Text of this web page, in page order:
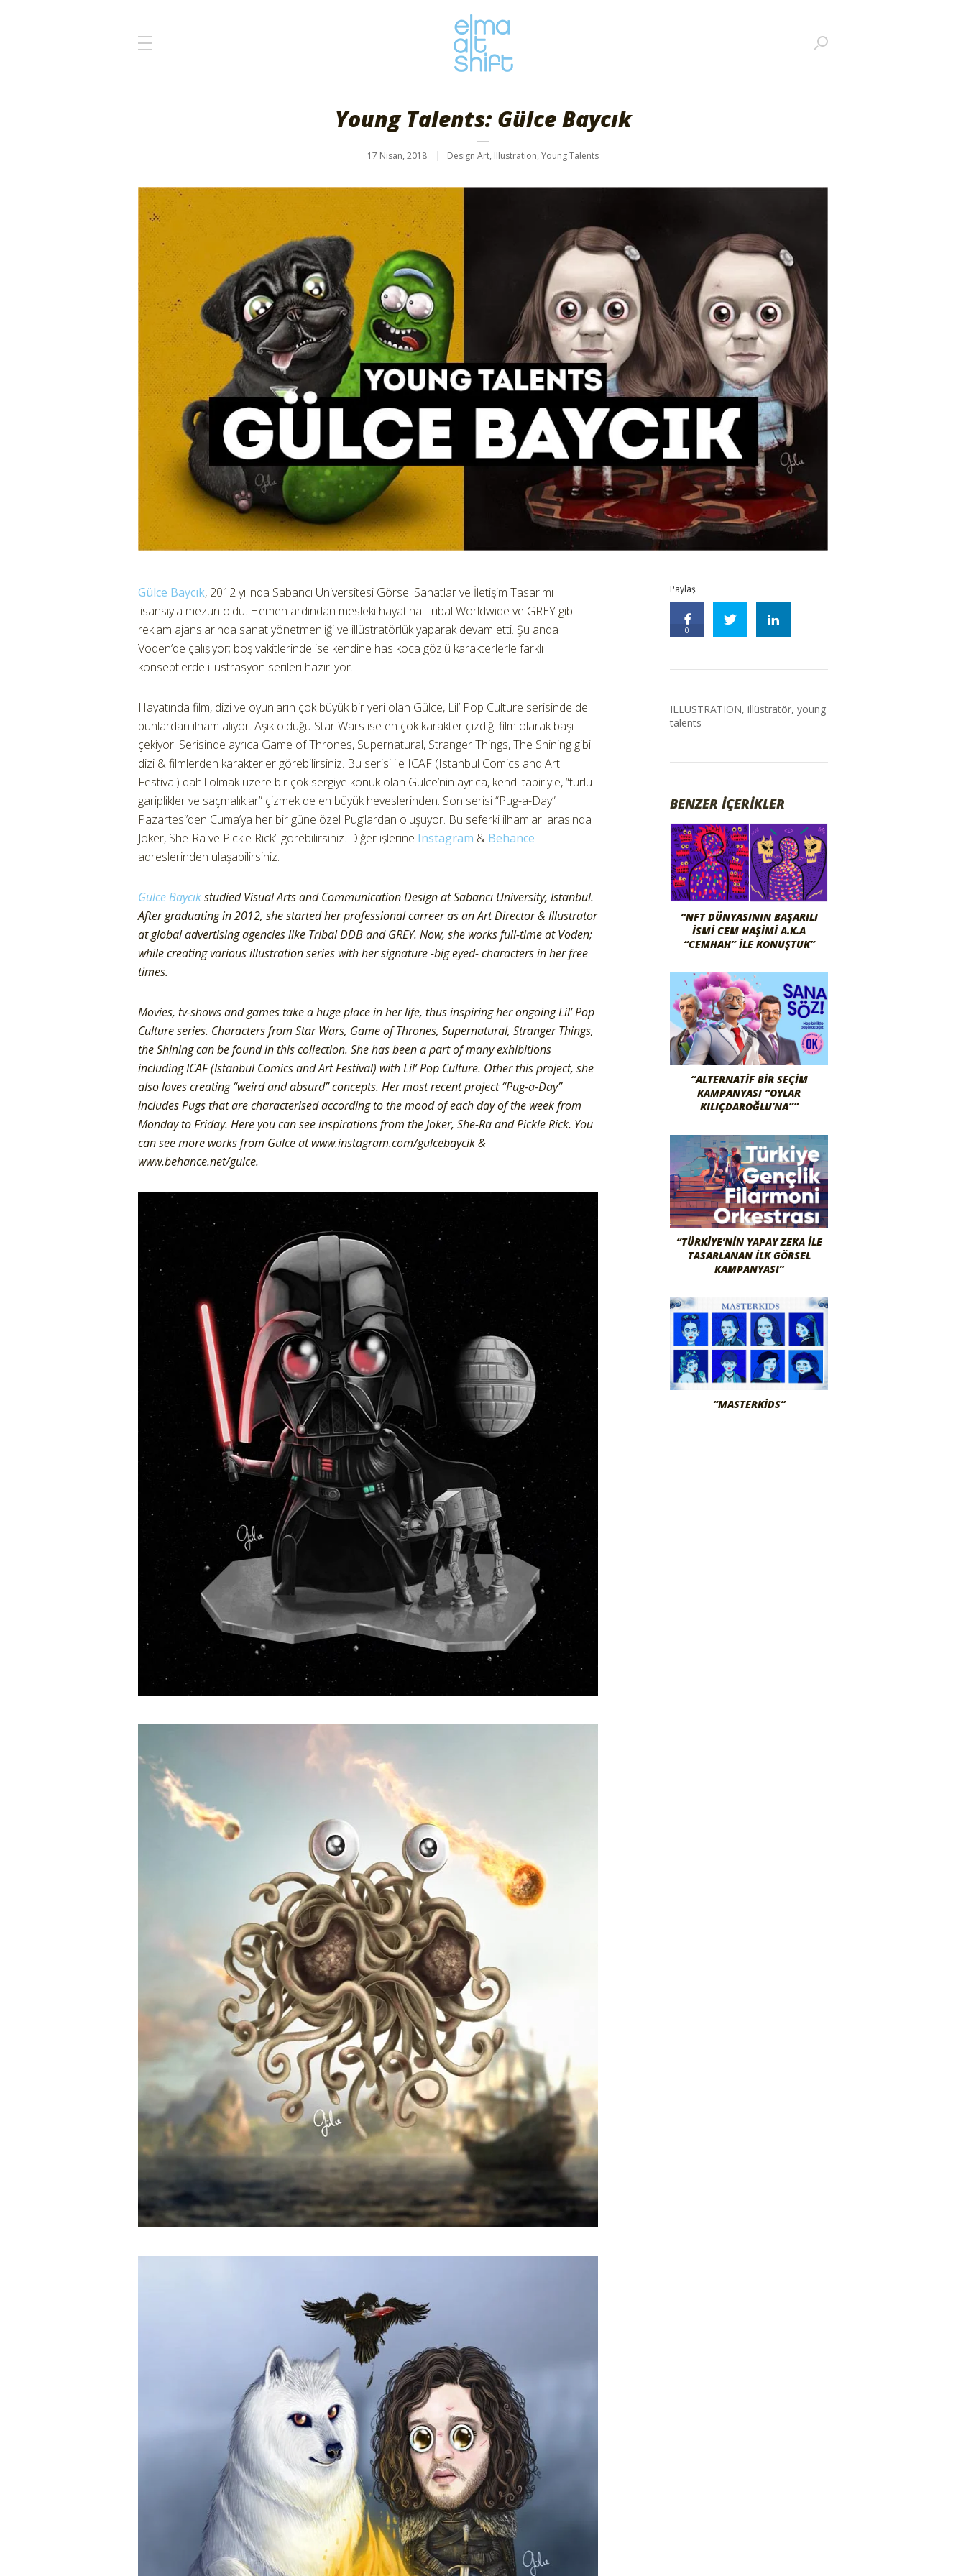
Young Talents: Gülce Baycık
17 Nisan, 2018 Design Art, Illustration, Young Talents
Gülce Baycık, 2012 yılında Sabancı Üniversitesi Görsel Sanatlar ve İletişim Tasarımı
lisansıyla mezun oldu. Hemen ardından mesleki hayatına Tribal Worldwide ve GREY gibi
reklam ajanslarında sanat yönetmenliği ve illüstratörlük yaparak devam etti. Şu anda
Voden’de çalışıyor; boş vakitlerinde ise kendine has koca gözlü karakterlerle farklı
konseptlerde illüstrasyon serileri hazırlıyor.
Hayatında film, dizi ve oyunların çok büyük bir yeri olan Gülce, Lil’ Pop Culture serisinde de
bunlardan ilham alıyor. Aşık olduğu Star Wars ise en çok karakter çizdiği film olarak başı
çekiyor. Serisinde ayrıca Game of Thrones, Supernatural, Stranger Things, The Shining gibi
dizi & filmlerden karakterler görebilirsiniz. Bu serisi ile ICAF (Istanbul Comics and Art
Festival) dahil olmak üzere bir çok sergiye konuk olan Gülce’nin ayrıca, kendi tabiriyle, “türlü
gariplikler ve saçmalıklar” çizmek de en büyük heveslerinden. Son serisi “Pug-a-Day”
Pazartesi’den Cuma’ya her bir güne özel Pug’lardan oluşuyor. Bu seferki ilhamları arasında
Joker, She-Ra ve Pickle Rick’i görebilirsiniz. Diğer işlerine Instagram & Behance
adreslerinden ulaşabilirsiniz.
Gülce Baycıkstudied Visual Arts and Communication Design at Sabancı University, Istanbul.
After graduating in 2012, she started her professional carreer as an Art Director & Illustrator
at global advertising agencies like Tribal DDB and GREY. Now, she works full-time at Voden;
while creating various illustration series with her signature -big eyed- characters in her free
times.
Movies, tv-shows and games take a huge place in her life, thus inspiring her ongoing Lil’ Pop
Culture series. Characters from Star Wars, Game of Thrones, Supernatural, Stranger Things,
the Shining can be found in this collection. She has been a part of many exhibitions
including ICAF (Istanbul Comics and Art Festival) with Lil’ Pop Culture. Other this project, she
also loves creating “weird and absurd” concepts. Her most recent project “Pug-a-Day”
includes Pugs that are characterised according to the mood of each day of the week from
Monday to Friday. Here you can see inspirations from the Joker, She-Ra and Pickle Rick. You
can see more works from Gülce at www.instagram.com/gulcebaycik &
www.behance.net/gulce.
Paylaş
0
ILLUSTRATION, illüstratör, young
talents
BENZER İÇERİKLER
“NFT DÜNYASININ BAŞARILI
İSMI CEM HAŞIMI A.K.A
“CEMHAH” İLE KONUŞTUK”
“ALTERNATIF BIR SEÇIM
KAMPANYASI “OYLAR
KILIÇDAROĞLU’NA””
“TÜRKIYE’NIN YAPAY ZEKA İLE
TASARLANAN İLK GÖRSEL
KAMPANYASI”
“MASTERKIDS”